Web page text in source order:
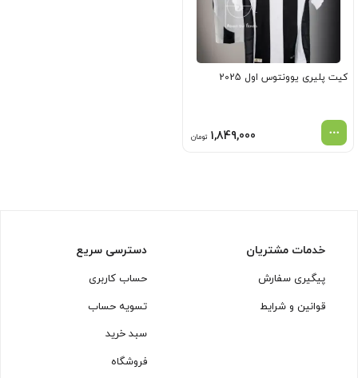
کیت پلیری یوونتوس اول 2025
1,849,000 تومان
خدمات مشتریان
پیگیری سفارش
قوانین و شرایط
دسترسی سریع
حساب کاربری
تسویه حساب
سبد خرید
فروشگاه